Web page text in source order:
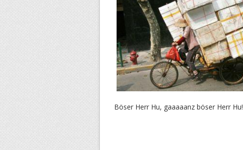
Böser Herr Hu, gaaaaanz böser Herr Hu!